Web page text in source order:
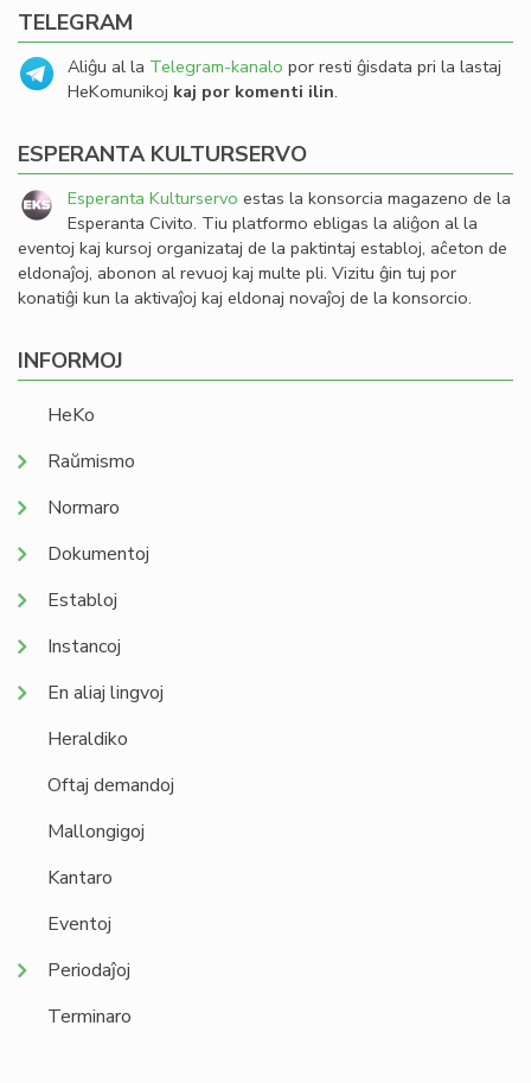
TELEGRAM
Aliĝu al la Telegram-kanalo por resti ĝisdata pri la lastaj
HeKomunikoj kaj por komenti ilin.
ESPERANTA KULTURSERVO
Esperanta Kulturservo estas la konsorcia magazeno de la
Esperanta Civito. Tiu platformo ebligas la aliĝon al la
eventoj kaj kursoj organizataj de la paktintaj establoj, aĉeton de
eldonaĵoj, abonon al revuoj kaj multe pli. Vizitu ĝin tuj por
konatiĝi kun la aktivaĵoj kaj eldonaj novaĵoj de la konsorcio.
INFORMOJ
HeKo
Raŭmismo
Normaro
Dokumentoj
Establoj
Instancoj
En aliaj lingvoj
Heraldiko
Oftaj demandoj
Mallongigoj
Kantaro
Eventoj
Periodaĵoj
Terminaro